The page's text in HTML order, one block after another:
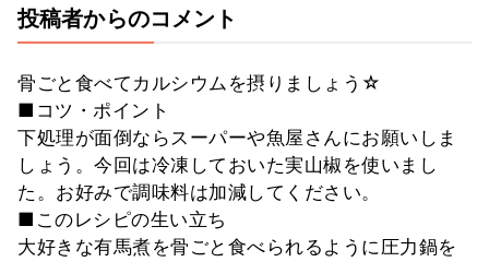
投稿者からのコメント
骨ごと食べてカルシウムを摂りましょう☆
■コツ・ポイント
下処理が面倒ならスーパーや魚屋さんにお願いしま
しょう。今回は冷凍しておいた実山椒を使いまし
た。お好みで調味料は加減してください。
■このレシピの生い立ち
大好きな有馬煮を骨ごと食べられるように圧力鍋を